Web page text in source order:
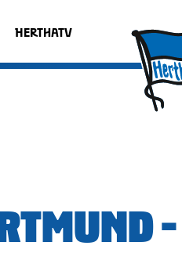
HERTHATV